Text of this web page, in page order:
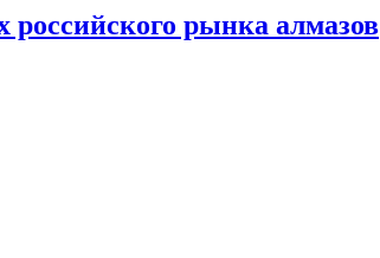
российского рынка алмазов